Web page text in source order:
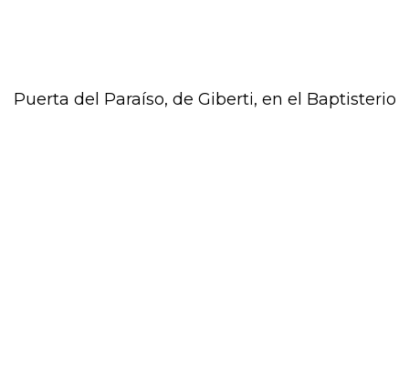
Puerta del Paraíso, de Giberti, en el Baptisterio